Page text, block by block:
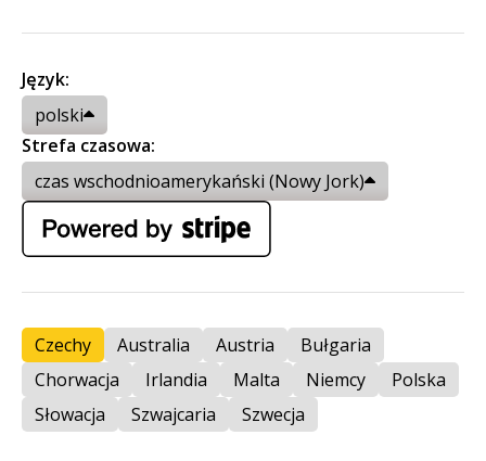
Język:
polski
Strefa czasowa:
czas wschodnioamerykański (Nowy Jork)
Czechy Australia Austria
Bułgaria
Chorwacja
Irlandia Malta Niemcy
Polska
Słowacja
Szwajcaria Szwecja